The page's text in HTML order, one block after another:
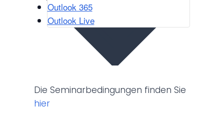
Outlook 365
Outlook Live
Die Seminarbedingungen finden Sie
hier